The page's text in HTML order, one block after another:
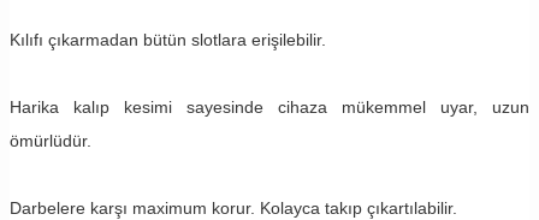
Kılıfı çıkarmadan bütün slotlara erişilebilir.
Harika kalıp kesimi sayesinde cihaza mükemmel uyar, uzun
ömürlüdür.
Darbelere karşı maximum korur. Kolayca takıp çıkartılabilir.